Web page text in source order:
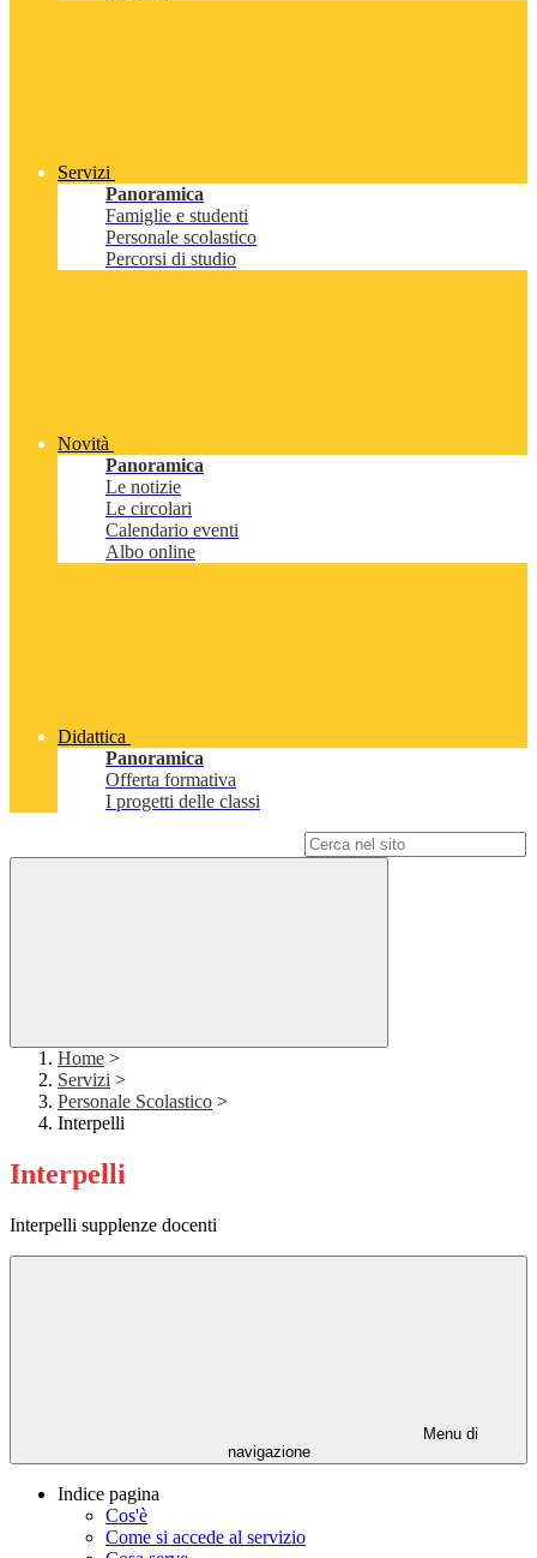
Servizi
Panoramica
Famiglie e studenti
Personale scolastico
Percorsi di studio
Novità
Panoramica
Le notizie
Le circolari
Calendario eventi
Albo online
Didattica
Panoramica
Offerta formativa
I progetti delle classi
Home >
Servizi >
Personale Scolastico >
Interpelli
Interpelli
Interpelli supplenze docenti
Menu di
navigazione
Indice pagina
Cos'è
Come si accede al servizio